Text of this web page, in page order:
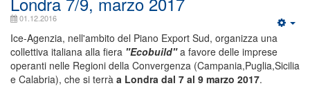
01.12.2016
Ice-Agenzia, nell'ambito del Piano Export Sud, organizza una
collettiva italiana alla fiera "Ecobuild"a favore delle imprese
operanti nelle Regioni della Convergenza (Campania,Puglia,Sicilia
e Calabria), che si terrà a Londra dal 7 al 9 marzo 2017.